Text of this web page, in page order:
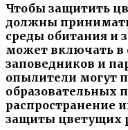
Чтобы защитить
должны
среды обитания и
может включать в
заповедников и
опылители могут
образовательных
распространение
защиты цветущих